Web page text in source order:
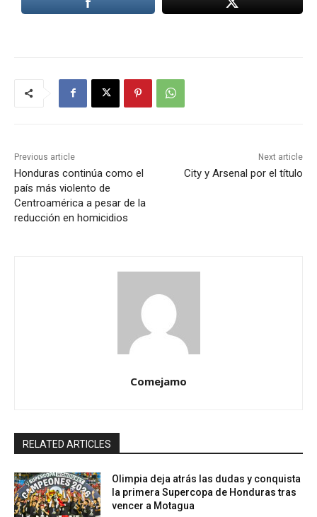
Previous article
Honduras continúa como el
país más violento de
Centroamérica a pesar de la
reducción en homicidios
Next article
City y Arsenal por el título
Comejamo
RELATED ARTICLES
Olimpia deja atrás las dudas y conquista
la primera Supercopa de Honduras tras
vencer a Motagua